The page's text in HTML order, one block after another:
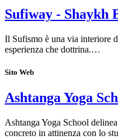
Sufiway - Shaykh
Il Sufismo è una via interiore
esperienza che dottrina.…
Sito Web
Ashtanga Yoga
Ashtanga Yoga School
concreto in attinenza con lo